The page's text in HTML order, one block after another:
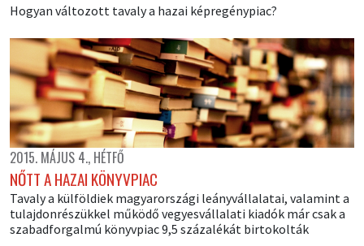
Hogyan változott tavaly a hazai képregénypiac?
2015. MÁJUS 4., HÉTFŐ
NŐTT A HAZAI KÖNYVPIAC
Tavaly a külföldiek magyarországi leányvállalatai, valamint a
tulajdonrészükkel működő vegyesvállalati kiadók már csak a
szabadforgalmú könyvpiac 9,5 százalékát birtokolták